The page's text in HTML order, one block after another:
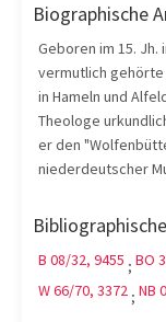
Biographische
Geboren im 15.
vermutlich gehörte
in Hameln und
Theologe
er den
niederdeutscher
B 08/32, 9455 ; BO
W 66/70, 3372 ; NB